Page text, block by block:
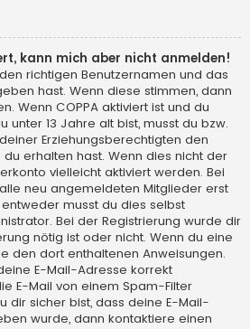
kann mich aber nicht anmelden!
richtigen Benutzernamen und das
hast. Wenn diese stimmen, dann
Wenn COPPA aktiviert ist und du
unter 13 Jahre alt bist, musst du bzw.
Erziehungsberechtigten den
erhalten hast. Wenn dies nicht der
vielleicht aktiviert werden. Bei
neu angemeldeten Mitglieder erst
musst du dies selbst
Bei der Registrierung wurde dir
nötig ist oder nicht. Wenn du eine
den dort enthaltenen Anweisungen.
E-Mail-Adresse korrekt
E-Mail von einem Spam-Filter
dir sicher bist, dass deine E-Mail-
wurde, dann kontaktiere einen